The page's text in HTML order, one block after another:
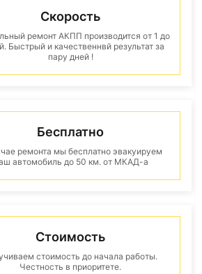
Скорость
ремонт АКПП производится от 1 до
Быстрый и качественнвй результат за
пару дней !
Бесплатно
ремонта мы бесплатно эвакуируем
автомобиль до 50 км. от МКАД-а
Стоимость
стоимость до начала работы.
Честность в приоритете.